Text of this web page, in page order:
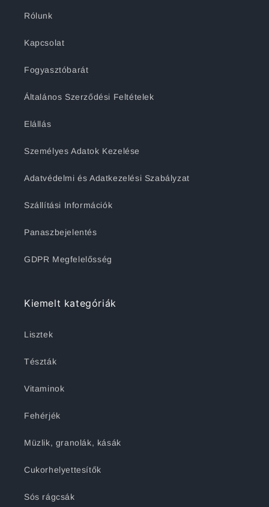
Rólunk
Kapcsolat
Fogyasztóbarát
Általános Szerződési Feltételek
Elállás
Személyes Adatok Kezelése
Adatvédelmi és Adatkezelési Szabályzat
Szállítási Információk
Panaszbejelentés
GDPR Megfelelősség
Kiemelt kategóriák
Lisztek
Tészták
Vitaminok
Fehérjék
Müzlik, granolák, kásák
Cukorhelyettesítők
Sós rágcsák